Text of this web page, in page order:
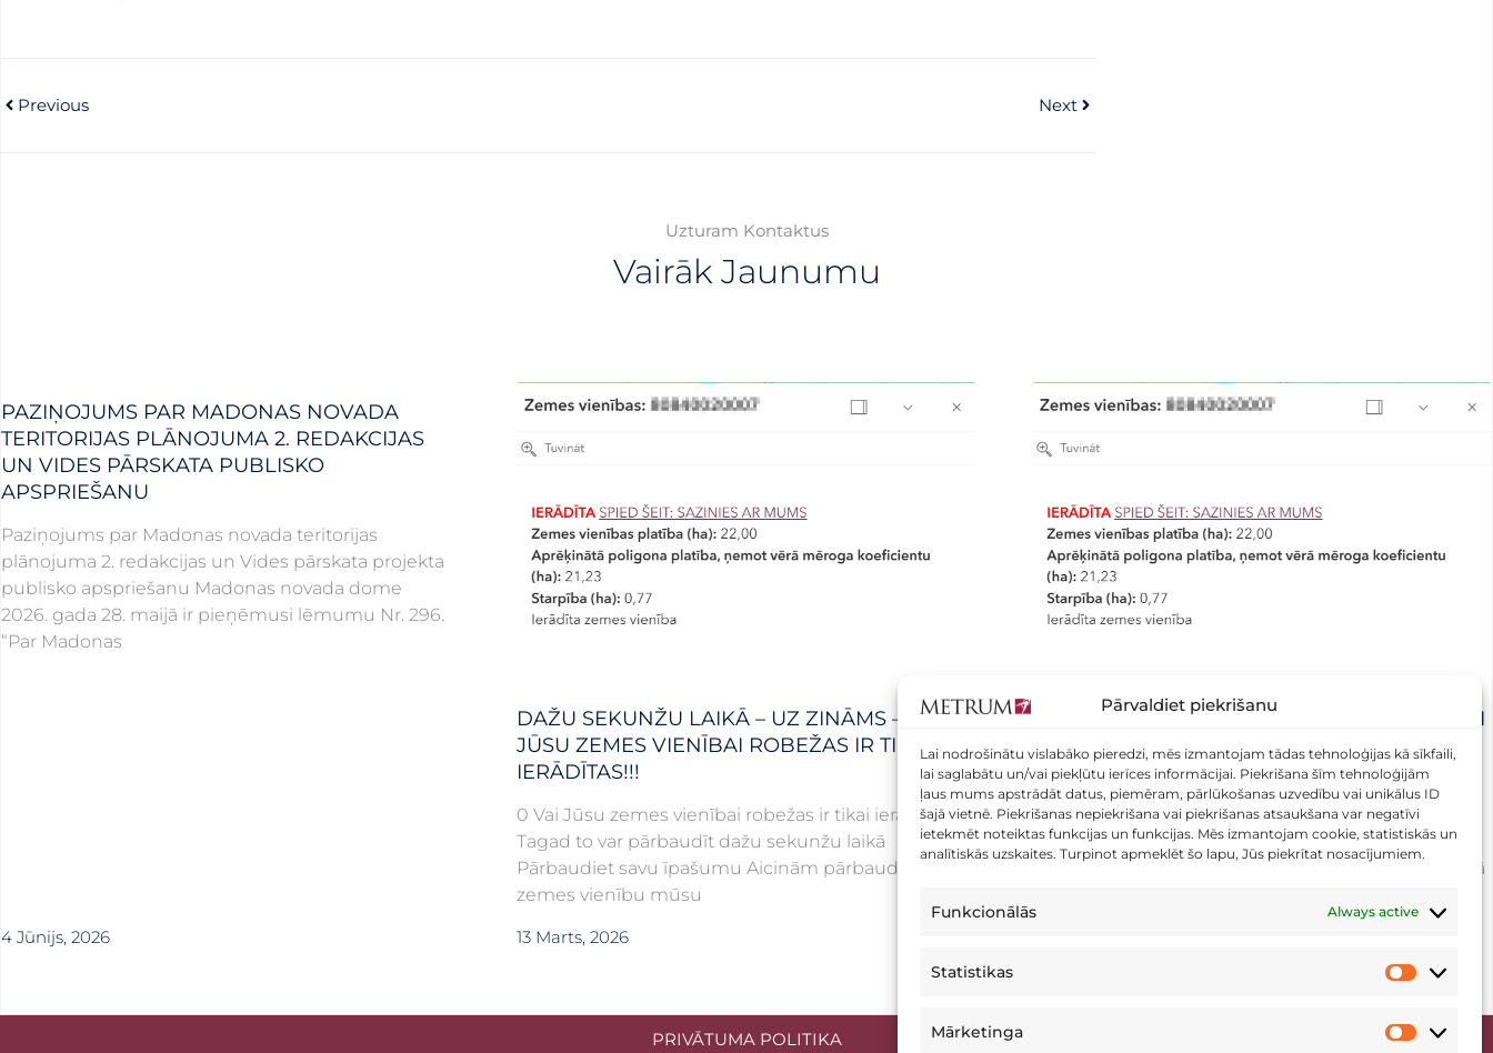
Pārvaldiet piekrišanu
Lai nodrošinātu vislabāko pieredzi, mēs izmantojam tādas tehnoloģijas kā sīkfaili,
lai saglabātu un/vai piekļūtu ierīces informācijai. Piekrišana šīm tehnoloģijām
ļaus mums apstrādāt datus, piemēram, pārlūkošanas uzvedību vai unikālus ID
šajā vietnē. Piekrišanas nepiekrišana vai piekrišanas atsaukšana var negatīvi
ietekmēt noteiktas funkcijas un funkcijas. Mēs izmantojam cookie, statistiskās un
analītiskās uzskaites. Turpinot apmeklēt šo lapu, Jūs piekrītat nosacījumiem.
Funkcionālās Always active
Statistikas Statistikas
Mārketinga Mārketinga
Previous
Next
Uzturam Kontaktus
Vairāk Jaunumu
PAZIŅOJUMS PAR MADONAS NOVADA
TERITORIJAS PLĀNOJUMA 2. REDAKCIJAS
UN VIDES PĀRSKATA PUBLISKO
APSPRIEŠANU
Paziņojums par Madonas novada teritorijas
plānojuma 2. redakcijas un Vides pārskata projekta
publisko apspriešanu Madonas novada dome
2026. gada 28. maijā ir pieņēmusi lēmumu Nr. 296.
“Par Madonas
4 Jūnijs, 2026
DAŽU SEKUNŽU LAIKĀ – UZ ZINĀMS – VAI
JŪSU ZEMES VIENĪBAI ROBEŽAS IR TIKAI
IERĀDĪTAS!!!
0 Vai Jūsu zemes vienībai robežas ir tikai ierādītas?
Tagad to var pārbaudīt dažu sekunžu laikā
Pārbaudiet savu īpašumu Aicinām pārbaudīt savu
zemes vienību mūsu
13 Marts, 2026
VAI JŪSU ZEMES VIENĪBAI ROBEŽAS IR TIKAI
IERĀDĪTAS? TAGAD TO VAR PĀRBAUDĪT
DAŽU SEKUNŽU LAIKĀ!
0 Vai Jūsu zemes vienībai robežas ir tikai ierādītas?
Tagad to var pārbaudīt dažu sekunžu laikā Aicinām
pārbaudīt savu zemes vienību mūsu izveidotajā rīkā
PRIVĀTUMA POLITIKA